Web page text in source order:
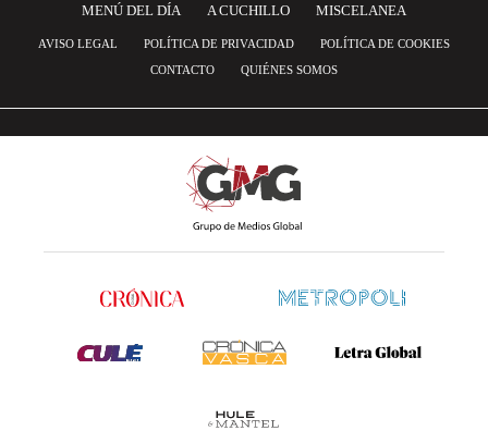
MENÚ DEL DÍA
A CUCHILLO MISCELANEA
AVISO LEGAL POLÍTICA DE PRIVACIDAD
POLÍTICA DE COOKIES
CONTACTO
QUIÉNES SOMOS